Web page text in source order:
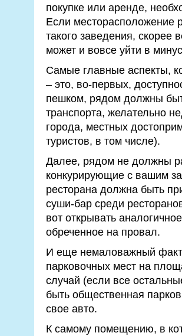
покупке или аренде,
Если месторасположение
такого заведения, скорее
может и вовсе уйти в
Самые главные аспекты,
– это, во-первых,
пешком, рядом должны
транспорта, желательно
города, местных
туристов, в том числе).
Далее, рядом не должны
конкурирующие с вашим
ресторана должна быть
суши-бар среди
вот открывать
обреченное на провал.
И еще немаловажный
парковочных мест на
случай (если все
быть общественная
свое авто.
К самому помещению, в